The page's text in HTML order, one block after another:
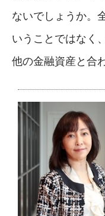
ないでしょうか。
いうことではなく
他の金融資産と合